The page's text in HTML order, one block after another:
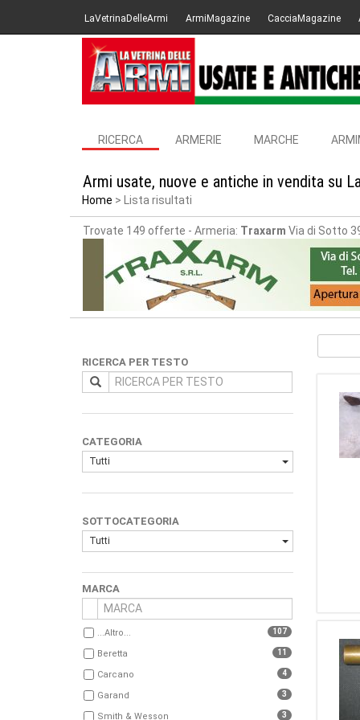
LaVetrinaDelleArmi ArmiMagazine CacciaMagazine
RICERCA ARMERIE MARCHE
Armi usate, nuove e antiche in vendita su
Home Lista risultati
Trovate 149 offerte - Armeria: Traxarm Via di Sotto
RICERCA PER TESTO
CATEGORIA
Tutti
SOTTOCATEGORIA
Tutti
MARCA
...Altro... 107
Beretta 11
Carcano 4
Garand 3
Smith & Wesson 3